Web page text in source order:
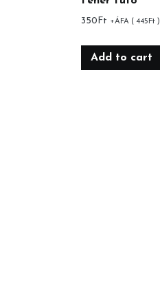
350 Ft +ÁFA ( 445 Ft)
Add to cart